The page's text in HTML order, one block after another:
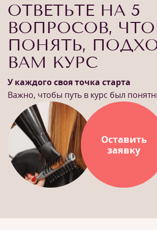
ОТВЕТЬТЕ НА 5
ВОПРОСОВ,
ПОНЯТЬ,
ВАМ КУРС
У каждого своя точка старта
Важно, чтобы путь в курс был
Оставить
заявку